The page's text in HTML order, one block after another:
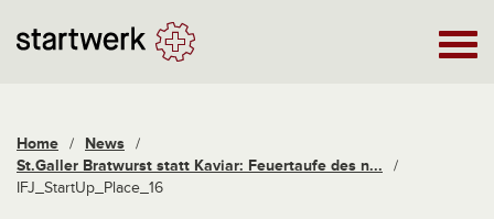
Home / News /
St.Galler Bratwurst statt Kaviar: Feuertaufe des n...
/
IFJ_StartUp_Place_16